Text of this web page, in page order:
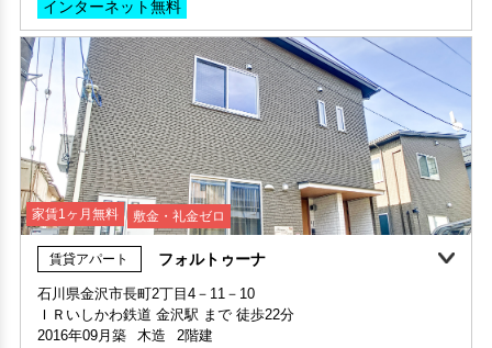
保証人不要・代行
保証人不要・代行
インターネット無料
家賃1ヶ月無料
部屋号数 304号室 申込済
家賃1ヶ月無料 敷金・礼金ゼロ
賃貸アパート フォルトゥーナ
石川県金沢市長町2丁目4－11－10
ＩＲいしかわ鉄道 金沢駅 まで 徒歩22分
2016年09月築
木造
2階建